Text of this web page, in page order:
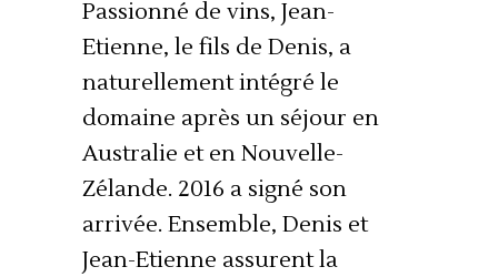
Passionné de vins, Jean-
Etienne, le fils de Denis, a
naturellement intégré le
domaine après un séjour en
Australie et en Nouvelle-
Zélande. 2016 a signé son
arrivée. Ensemble, Denis et
Jean-Etienne assurent la